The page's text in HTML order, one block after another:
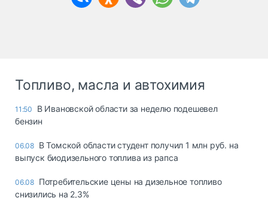
Топливо, масла и автохимия
11:50
В Ивановской области за неделю подешевел
бензин
06.08 В Томской области студент получил 1 млн руб. на
выпуск биодизельного топлива из рапса
06.08 Потребительские цены на дизельное топливо
снизились на 2,3%